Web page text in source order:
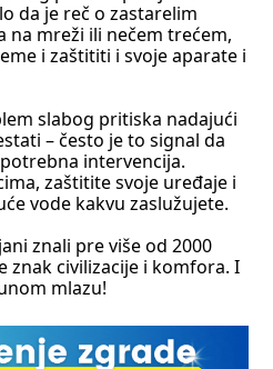
da je reč o zastarelim
na mreži ili nečem trećem,
i zaštititi i svoje aparate i
slabog pritiska nadajući
– često je to signal da
intervencija.
zaštitite svoje uređaje i
vode kakvu zaslužujete.
znali pre više od 2000
znak civilizacije i komfora. I
mlazu!